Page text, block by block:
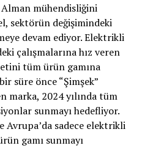
mühendisliğini
sektörün değişimindeki
devam ediyor. Elektrikli
çalışmalarına hız veren
tüm ürün gamına
süre önce “Şimşek”
marka, 2024 yılında tüm
sunmayı hedefliyor.
Avrupa’da sadece elektrikli
gamı sunmayı